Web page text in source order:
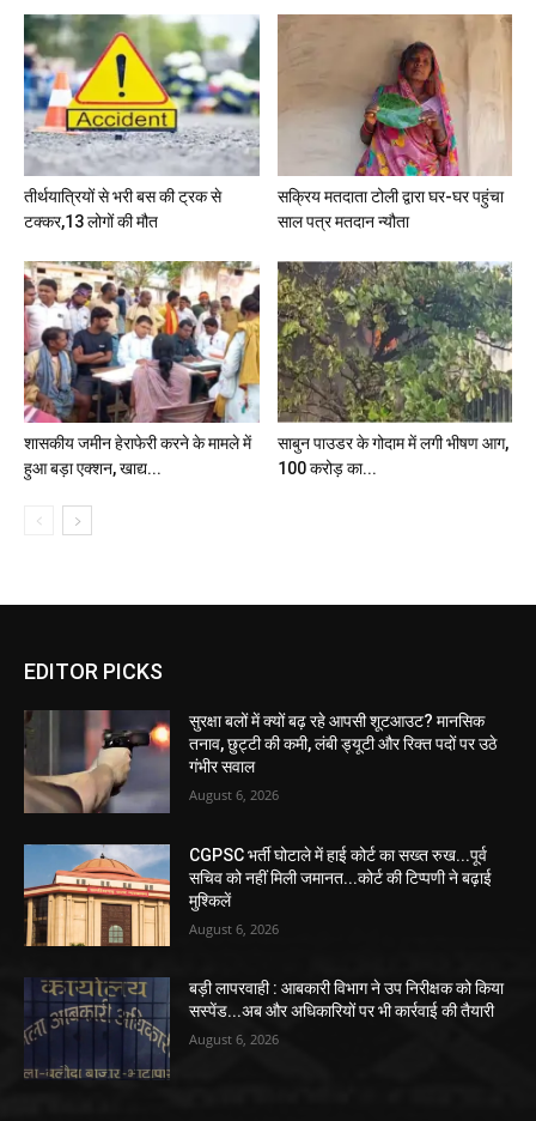
तीर्थयात्रियों से भरी बस की ट्रक से
टक्कर,13 लोगों की मौत
सक्रिय मतदाता टोली द्वारा घर-घर पहुंचा
साल पत्र मतदान न्यौता
शासकीय जमीन हेराफेरी करने के मामले में
हुआ बड़ा एक्शन, खाद्य...
साबुन पाउडर के गोदाम में लगी भीषण आग,
100 करोड़ का...
EDITOR PICKS
सुरक्षा बलों में क्यों बढ़ रहे आपसी शूटआउट? मानसिक
तनाव, छुट्टी की कमी, लंबी ड्यूटी और रिक्त पदों पर उठे
गंभीर सवाल
August 6, 2026
CGPSC भर्ती घोटाले में हाई कोर्ट का सख्त रुख...पूर्व
सचिव को नहीं मिली जमानत...कोर्ट की टिप्पणी ने बढ़ाई
मुश्किलें
August 6, 2026
बड़ी लापरवाही : आबकारी विभाग ने उप निरीक्षक को किया
सस्पेंड...अब और अधिकारियों पर भी कार्रवाई की तैयारी
August 6, 2026